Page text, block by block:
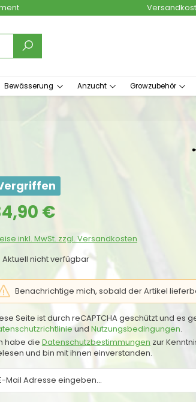
Bewässerung Anzucht Growzubehör
Preis:
€
inkl. MwSt. zzgl. Versandkosten
Aktuell nicht verfügbar
Benachrichtige mich, sobald der Artikel
Seite ist durch reCAPTCHA geschützt und es
und Nutzungsbedingungen.
habe die Datenschutzbestimmungen zur
und bin mit ihnen einverstanden.